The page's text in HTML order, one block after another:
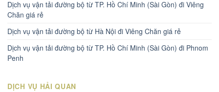
Dịch vụ vận tải đường bộ từ TP. Hồ Chí Minh (Sài Gòn) đi Viêng
Chăn giá rẻ
Dịch vụ vận tải đường bộ từ Hà Nội đi Viêng Chăn giá rẻ
Dịch vụ vận tải đường bộ từ TP. Hồ Chí Minh (Sài Gòn) đi Phnom
Penh
DỊCH VỤ HẢI QUAN